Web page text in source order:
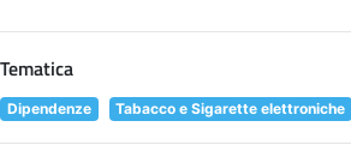
Tematica
Dipendenze Tabacco e Sigarette elettroniche